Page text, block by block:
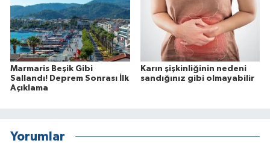
Marmaris Beşik Gibi
Sallandı! Deprem Sonrası İlk
Açıklama
Karın şişkinliğinin nedeni
sandığınız gibi olmayabilir
Yorumlar